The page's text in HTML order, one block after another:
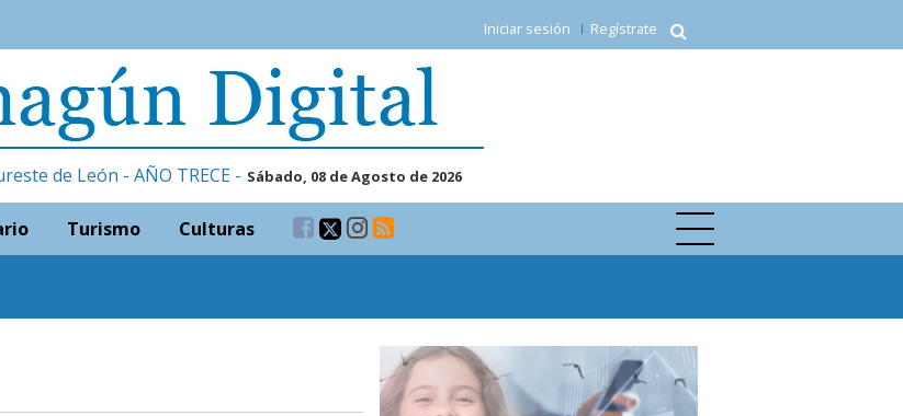
Iniciar sesión Regístrate
de León - AÑO TRECE - Sábado, 08 de Agosto de 2026
Turismo Culturas